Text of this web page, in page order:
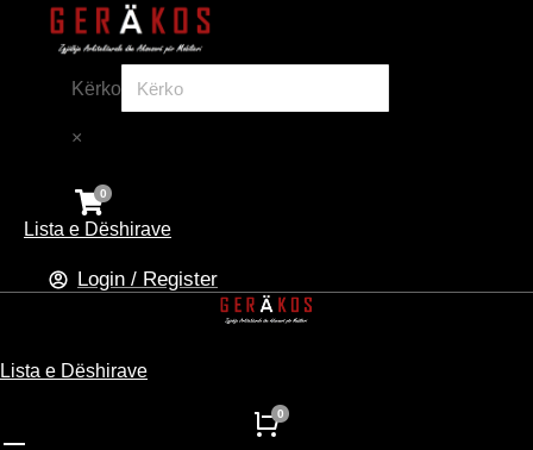
Kërko
×
Lista e Dëshirave
Login / Register
Lista e Dëshirave